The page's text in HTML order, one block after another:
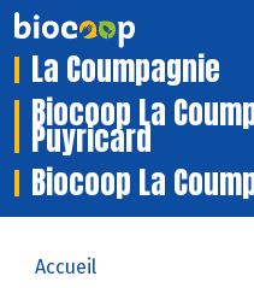
La Coumpagnie
Biocoop La
Puyricard
Biocoop La
Accueil